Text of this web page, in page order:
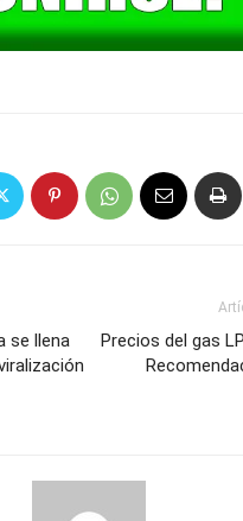
se llena
Precios del gas